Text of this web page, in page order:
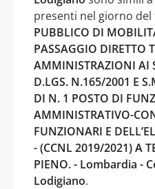
presenti nel giorno del
PUBBLICO DI
PASSAGGIO DIRETTO
AMMINISTRAZIONI AI
D.LGS. N.165/2001 E
DI N. 1 POSTO DI
AMMINISTRATIVO-
FUNZIONARI E
- (CCNL 2019/2021) A
PIENO. - Lombardia -
Lodigiano.